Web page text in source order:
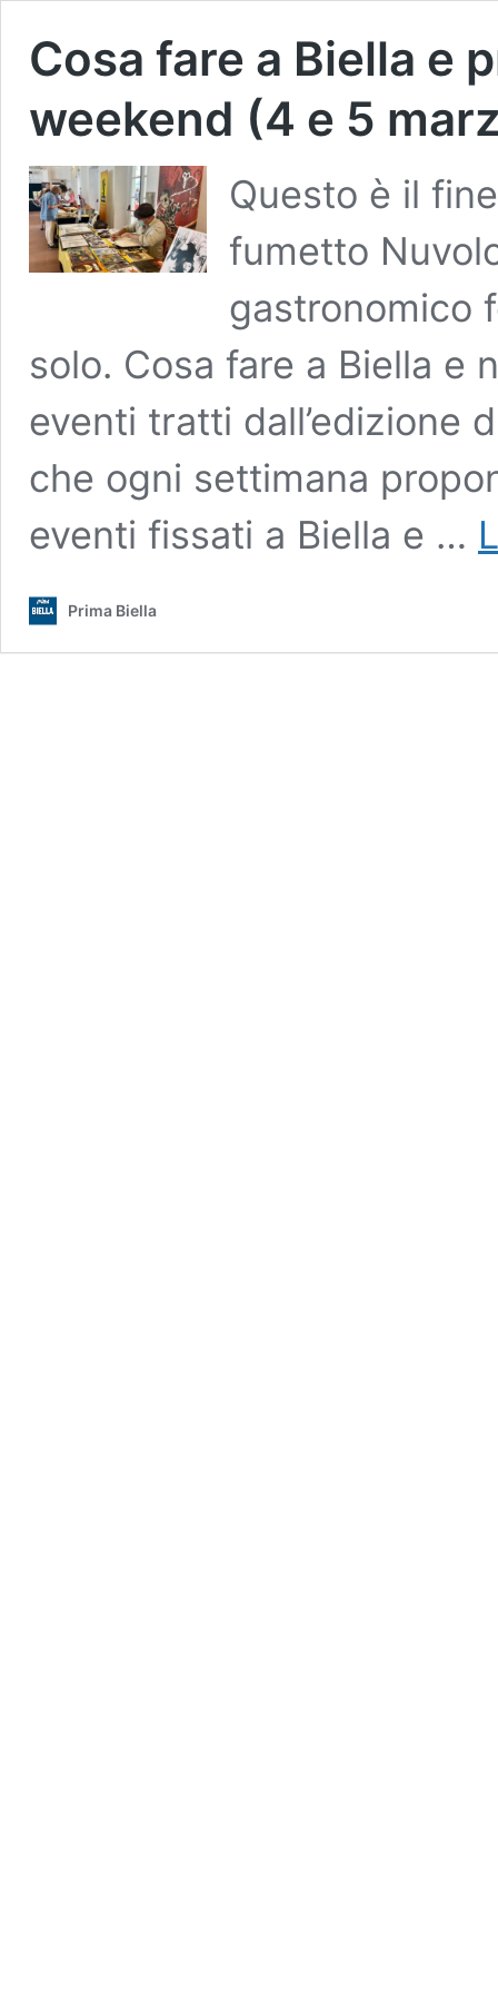
Cosa fare a Biella e
weekend (4 e 5
Questo è il
fumetto
gastronomico
solo. Cosa fare a Biella e
eventi tratti dall’edizione
che ogni settimana
eventi fissati a Biella e …
Prima Biella